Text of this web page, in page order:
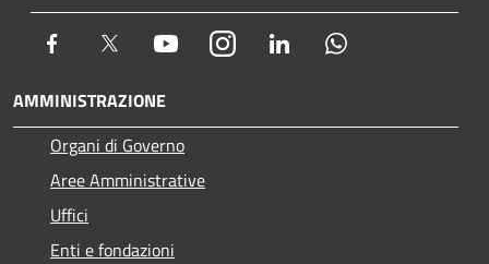
Facebook Twitter YoutubeInstagram LinkedIn
AMMINISTRAZIONE
Organi di Governo
Aree Amministrative
Uffici
Enti e fondazioni